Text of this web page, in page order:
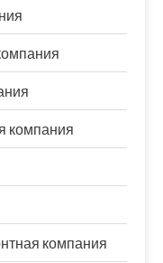
компания
компания